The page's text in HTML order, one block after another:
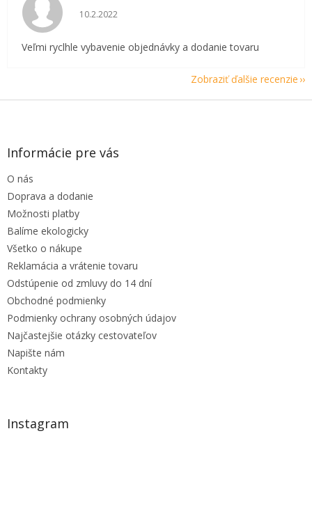
Hodnotenie obchodu je 5 z 5 hviezdičiek.
10.2.2022
Veľmi ryclhle vybavenie objednávky a dodanie tovaru
Zobraziť ďalšie recenzie
Z
Informácie pre vás
O nás
Doprava a dodanie
Možnosti platby
Balíme ekologicky
Všetko o nákupe
Reklamácia a vrátenie tovaru
Odstúpenie od zmluvy do 14 dní
Obchodné podmienky
Podmienky ochrany osobných údajov
Najčastejšie otázky cestovateľov
Napište nám
Kontakty
Instagram